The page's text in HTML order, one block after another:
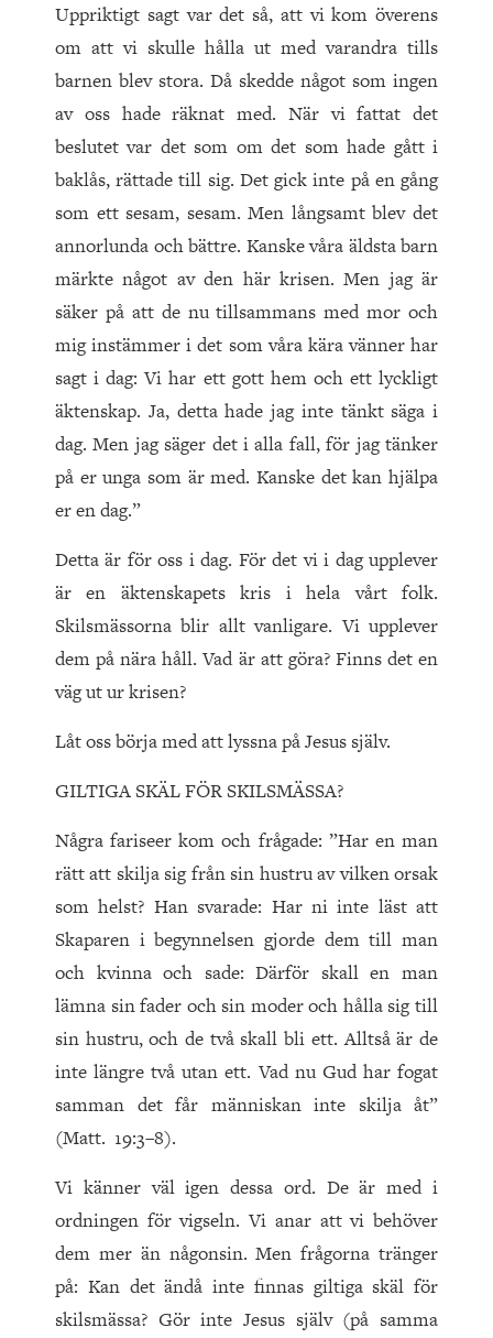
Uppriktigt sagt var det så, att vi kom överens
om att vi skulle hålla ut med varandra tills
barnen blev stora. Då skedde något som ingen
av oss hade räknat med. När vi fattat det
beslutet var det som om det som hade gått i
baklås, rättade till sig. Det gick inte på en gång
som ett sesam, sesam. Men långsamt blev det
annorlunda och bättre. Kanske våra äldsta barn
märkte något av den här krisen. Men jag är
säker på att de nu tillsammans med mor och
mig instämmer i det som våra kära vänner har
sagt i dag: Vi har ett gott hem och ett lyckligt
äktenskap. Ja, detta hade jag inte tänkt säga i
dag. Men jag säger det i alla fall, för jag tänker
på er unga som är med. Kanske det kan hjälpa
er en dag.”
Detta är för oss i dag. För det vi i dag upplever
är en äktenskapets kris i hela vårt folk.
Skilsmässorna blir allt vanligare. Vi upplever
dem på nära håll. Vad är att göra? Finns det en
väg ut ur krisen?
Låt oss börja med att lyssna på Jesus själv.
GILTIGA SKÄL FÖR SKILSMÄSSA?
Några fariseer kom och frågade: ”Har en man
rätt att skilja sig från sin hustru av vilken orsak
som helst? Han svarade: Har ni inte läst att
Skaparen i begynnelsen gjorde dem till man
och kvinna och sade: Därför skall en man
lämna sin fader och sin moder och hålla sig till
sin hustru, och de två skall bli ett. Alltså är de
inte längre två utan ett. Vad nu Gud har fogat
samman det får människan inte skilja åt”
(Matt. 19:3–8).
Vi känner väl igen dessa ord. De är med i
ordningen för vigseln. Vi anar att vi behöver
dem mer än någonsin. Men frågorna tränger
på: Kan det ändå inte finnas giltiga skäl för
skilsmässa? Gör inte Jesus själv (på samma